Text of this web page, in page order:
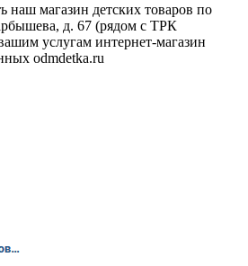
наш магазин детских товаров по
д. 67 (рядом с ТРК
услугам интернет-магазин
odmdetka.ru